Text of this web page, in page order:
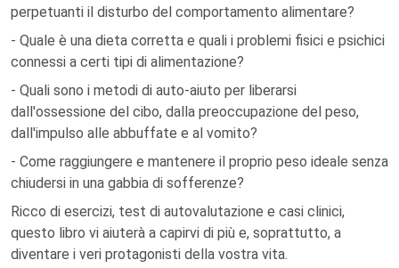
perpetuanti il disturbo del comportamento alimentare?
- Quale è una dieta corretta e quali i problemi fisici e psichici
connessi a certi tipi di alimentazione?
- Quali sono i metodi di auto-aiuto per liberarsi
dall'ossessione del cibo, dalla preoccupazione del peso,
dall'impulso alle abbuffate e al vomito?
- Come raggiungere e mantenere il proprio peso ideale senza
chiudersi in una gabbia di sofferenze?
Ricco di esercizi, test di autovalutazione e casi clinici,
questo libro vi aiuterà a capirvi di più e, soprattutto, a
diventare i veri protagonisti della vostra vita.